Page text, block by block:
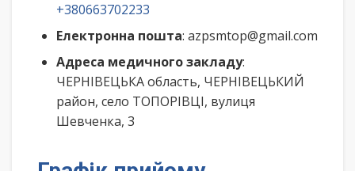
+380663702233
Електронна пошта: azpsmtop@gmail.com
Адреса медичного закладу:
ЧЕРНІВЕЦЬКА область, ЧЕРНІВЕЦЬКИЙ
район, село ТОПОРІВЦІ, вулиця
Шевченка, 3